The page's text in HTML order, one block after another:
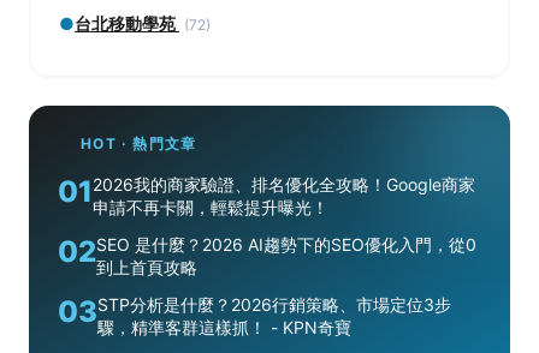
●台北移動學苑 (72)
HOT · 熱門文章
012026我的商家驗證、排名優化全攻略！Google商家
申請不再卡關，輕鬆提升曝光！
02SEO 是什麼？2026 AI趨勢下的SEO優化入門，從0
到上首頁攻略
03STP分析是什麼？2026行銷策略、市場定位3步
驟，精準客群這樣抓！ - KPN奇寶